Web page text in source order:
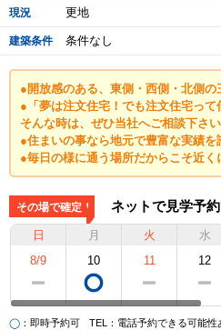
現況 更地
建築条件 条件なし
●開放感のある、東側・西側・北側
●「夢は注文住宅！でも注文住宅って
そんな時は、ぜひ当社へご相談下さ
●住まいの事なら地元で豊富な実績
●毎日の様に通う場所だからこそ近
その場で確定！ ネットで見学予
日
8/9
月
10
火
11
水
12
◯ ：即時予約可 TEL
：電話予約できる可能性